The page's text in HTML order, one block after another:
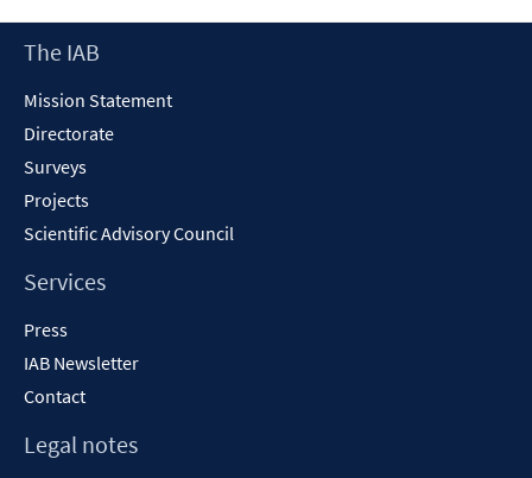
new
Footer
The IAB
Mission Statement
Directorate
Surveys
Projects
Scientific Advisory Council
Services
Press
IAB Newsletter
Contact
Legal notes